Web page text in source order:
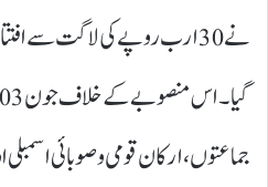
نے 30ارب روپے کی لاگت سے
جماعتوں، ارکان قومی و صوبائی